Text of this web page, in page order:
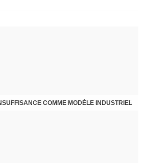
COMME MODÈLE INDUSTRIEL
MÉDICAL SUR LES EFFETS SECONDAIRES